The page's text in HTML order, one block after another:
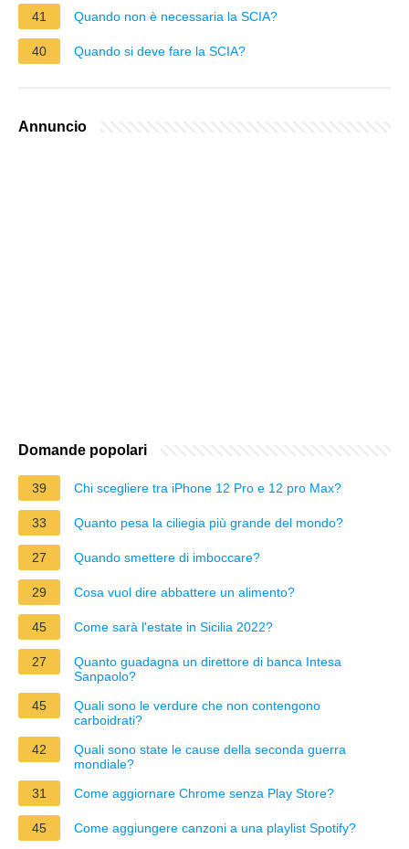
41 Quando non è necessaria la SCIA?
40 Quando si deve fare la SCIA?
Annuncio
Domande popolari
39 Chi scegliere tra iPhone 12 Pro e 12 pro Max?
33 Quanto pesa la ciliegia più grande del mondo?
27 Quando smettere di imboccare?
29 Cosa vuol dire abbattere un alimento?
45 Come sarà l'estate in Sicilia 2022?
27
Quanto guadagna un direttore di banca Intesa
Sanpaolo?
45
Quali sono le verdure che non contengono
carboidrati?
42
Quali sono state le cause della seconda guerra
mondiale?
31
Come aggiornare Chrome senza Play Store?
45 Come aggiungere canzoni a una playlist Spotify?